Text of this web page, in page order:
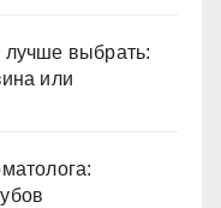
лучше выбрать:
или